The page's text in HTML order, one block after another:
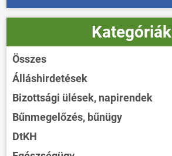
Kategóriák
Összes
Álláshirdetések
Bizottsági ülések, napirendek
Bűnmegelőzés, bűnügy
DtKH